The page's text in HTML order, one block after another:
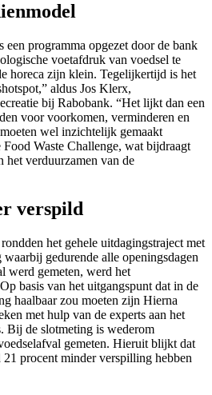
een programma opgezet door de bank
voetafdruk van voedsel te
horeca zijn klein. Tegelijkertijd is het
aldus Jos Klerx,
bij Rabobank. “Het lijkt dan een
voor voorkomen, verminderen en
wel inzichtelijk gemaakt
Waste Challenge, wat bijdraagt
het verduurzamen van de
verspild
het gehele uitdagingstraject met
gedurende alle openingsdagen
werd gemeten, werd het
basis van het uitgangspunt dat in de
haalbaar zou moeten zijn Hierna
met hulp van de experts aan het
Bij de slotmeting is wederom
gemeten. Hieruit blijkt dat
21 procent minder verspilling hebben